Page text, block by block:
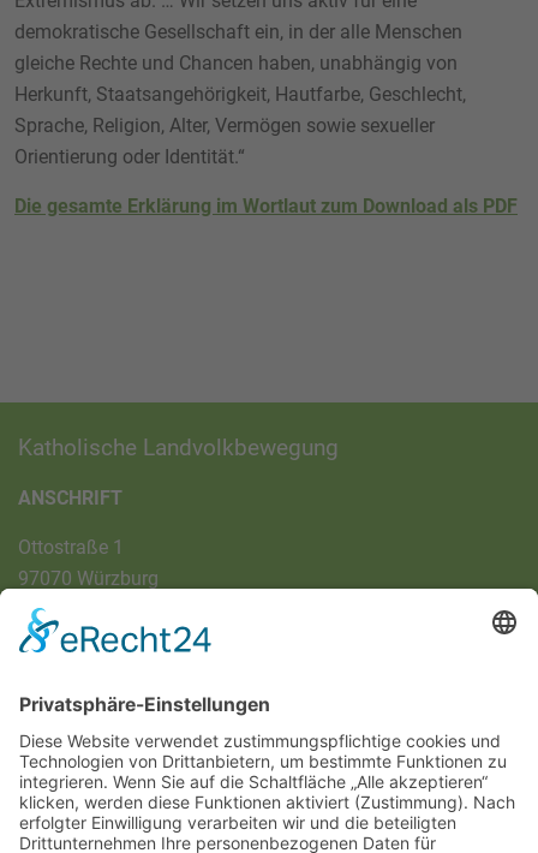
demokratische Gesellschaft ein, in der alle Menschen
gleiche Rechte und Chancen haben, unabhängig von
Herkunft, Staatsangehörigkeit, Hautfarbe, Geschlecht,
Sprache, Religion, Alter, Vermögen sowie sexueller
Orientierung oder Identität.“
Die gesamte Erklärung im Wortlaut zum Download als PDF
Katholische Landvolkbewegung
ANSCHRIFT
Ottostraße 1
97070 Würzburg
DIREKT-KONTAKT
E-Mail:klb@bistum-wuerzburg.de